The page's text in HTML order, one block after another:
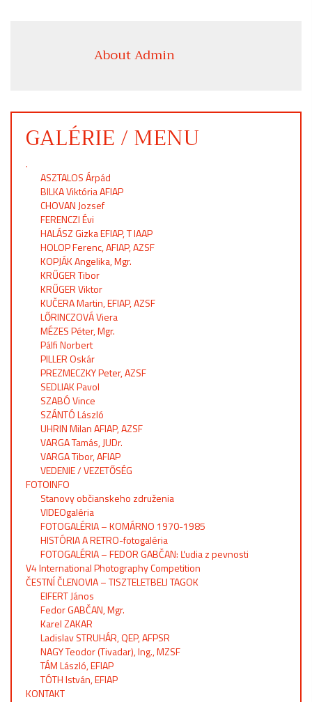
About Admin
GALÉRIE / MENU
.
ASZTALOS Árpád
BILKA Viktória AFIAP
CHOVAN Jozsef
FERENCZI Évi
HALÁSZ Gizka EFIAP, T IAAP
HOLOP Ferenc, AFIAP, AZSF
KOPJÁK Angelika, Mgr.
KRŰGER Tibor
KRŰGER Viktor
KUČERA Martin, EFIAP, AZSF
LŐRINCZOVÁ Viera
MÉZES Péter, Mgr.
Pálfi Norbert
PILLER Oskár
PREZMECZKY Peter, AZSF
SEDLIAK Pavol
SZABÓ Vince
SZÁNTÓ László
UHRIN Milan AFIAP, AZSF
VARGA Tamás, JUDr.
VARGA Tibor, AFIAP
VEDENIE / VEZETŐSÉG
FOTOINFO
Stanovy občianskeho združenia
VIDEOgaléria
FOTOGALÉRIA – KOMÁRNO 1970-1985
HISTÓRIA A RETRO-fotogaléria
FOTOGALÉRIA – FEDOR GABČAN: Ľudia z pevnosti
V4 International Photography Competition
ČESTNÍ ČLENOVIA – TISZTELETBELI TAGOK
EIFERT János
Fedor GABČAN, Mgr.
Karel ZAKAR
Ladislav STRUHÁR, QEP, AFPSR
NAGY Teodor (Tivadar), Ing., MZSF
TÁM László, EFIAP
TÓTH István, EFIAP
KONTAKT